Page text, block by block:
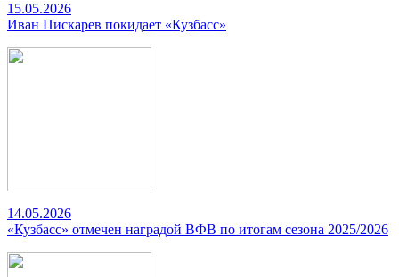
15.05.2026
Иван Пискарев покидает «Кузбасс»
14.05.2026
«Кузбасс» отмечен наградой ВФВ по итогам сезона 2025/2026